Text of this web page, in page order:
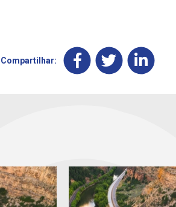
Compartilhar: